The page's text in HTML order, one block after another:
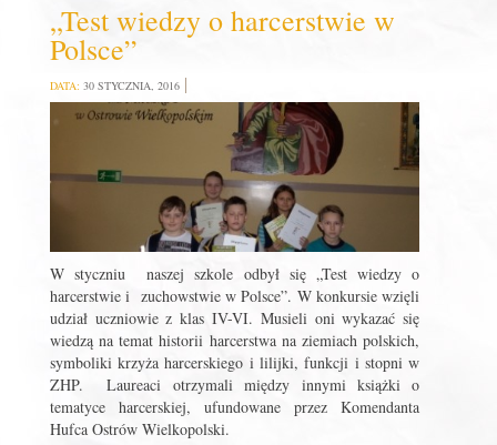
„Test wiedzy o harcerstwie w
Polsce”
DATA: 30 STYCZNIA, 2016
W styczniu naszej szkole odbył się „Test wiedzy o
harcerstwie i zuchowstwie w Polsce”. W konkursie wzięli
udział uczniowie z klas IV-VI. Musieli oni wykazać się
wiedzą na temat historii harcerstwa na ziemiach polskich,
symboliki krzyża harcerskiego i lilijki, funkcji i stopni w
ZHP. Laureaci otrzymali między innymi książki o
tematyce harcerskiej, ufundowane przez Komendanta
Hufca Ostrów Wielkopolski.